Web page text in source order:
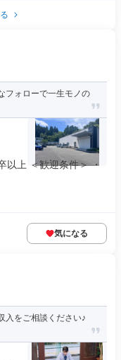
フォローで一生モノの
以上 ＜歓迎条件＞ ・
気になる
入をご相談ください♪